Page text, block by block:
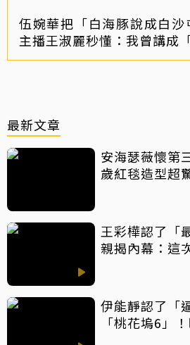
伍婉華把「白海豚說成白
主播王淑麗秒懂：我曾講成
最新文章
安海瑟薇懷第
歲紅毯造型超
王彩樺認了「
親揭內幕：這
伊能靜認了「
「桃花塢6」